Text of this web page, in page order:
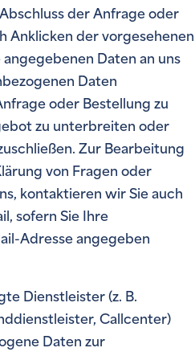
der Anfrage oder
Anklicken der vorgesehenen
Daten an uns
Daten
oder Bestellung zu
zu unterbreiten oder
Zur Bearbeitung
von Fragen oder
kontaktieren wir Sie auch
sofern Sie Ihre
Adresse angegeben
Dienstleister (z. B.
Callcenter)
Daten zur